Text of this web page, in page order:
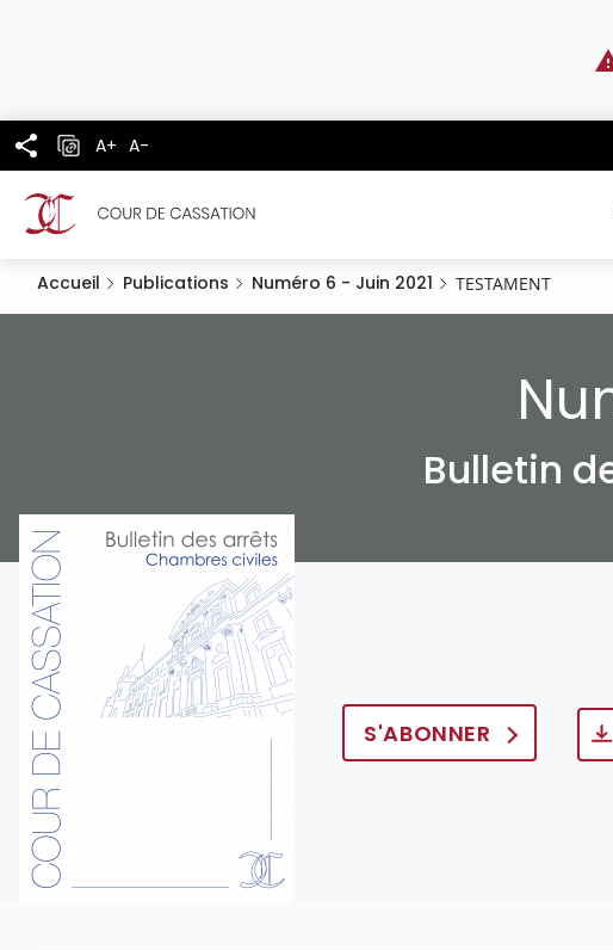
A+ A-
Accueil Publications Numéro 6 - Juin 2021 TESTAMENT
Bulletin
S'ABONNER